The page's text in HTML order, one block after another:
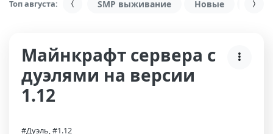
Топ августа: SMP выживание Новые С
Майнкрафт сервера с
дуэлями на версии
1.12
#Дуэль, #1.12